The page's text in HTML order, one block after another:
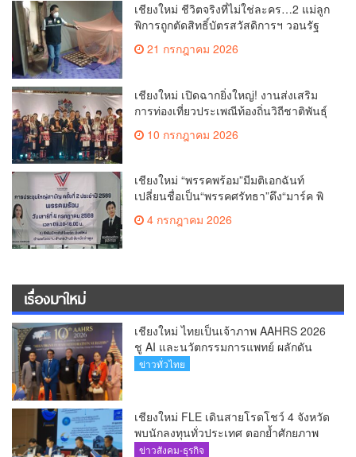
เชียงใหม่ ชีวิตจริงที่ไม่ใช่ละคร…2 แม่ลูก
พิการถูกตัดสิทธิ์บัตรสวัสดิการฯ วอนรัฐ
ทบทวนเกณฑ์ช่วยคนจน(คลิป)
21 กรกฎาคม 2026
เชียงใหม่ เปิดฉากยิ่งใหญ่! งานส่งเสริม
การท่องเที่ยวประเพณีท้องถิ่นวิถีชาติพันธุ์
10 กรกฎาคม 2026
เชียงใหม่ “พรรคพร้อม”มีมติเอกฉันท์
เปลี่ยนชื่อเป็น“พรรคศรัทธา”ดึง“มาร์ค พิ
ตบูล”นำทัพกรรมการบริหารชุดใหม่(คลิป)
4 กรกฎาคม 2026
เรื่องมาใหม่
เชียงใหม่ ไทยเป็นเจ้าภาพ AAHRS 2026
ชู AI และนวัตกรรมการแพทย์ ผลักดัน
Medical Hub และศูนย์กลางปลูกผมแห่ง
ข่าวทั่วไทย
เชียงใหม่ FLE เดินสายโรดโชว์ 4 จังหวัด
พบนักลงทุนทั่วประเทศ ตอกย้ำศักยภาพ
ผู้นำธุรกิจระบบน้ำครบวงจร(คลิป)
ข่าวสังคม-ธุรกิจ